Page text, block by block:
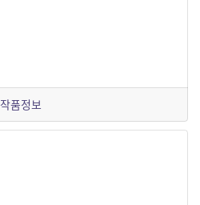
작품정보